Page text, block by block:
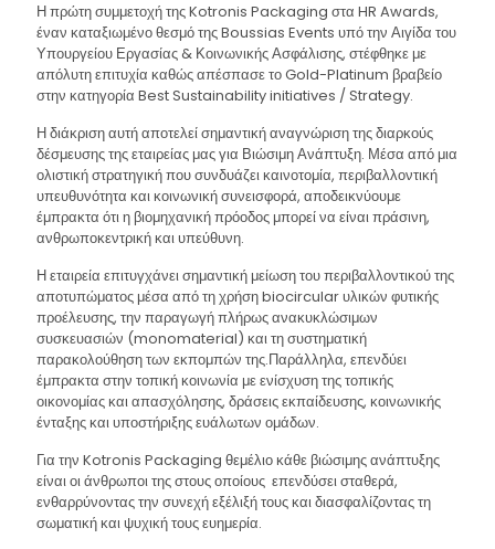
Η πρώτη συμμετοχή της Kotronis Packaging στα HR Awards,
έναν καταξιωμένο θεσμό της Boussias Events υπό την Αιγίδα του
Υπουργείου Εργασίας & Κοινωνικής Ασφάλισης, στέφθηκε με
απόλυτη επιτυχία καθώς απέσπασε το Gold-Platinum βραβείο
στην κατηγορία Best Sustainability initiatives / Strategy.
Η διάκριση αυτή αποτελεί σημαντική αναγνώριση της διαρκούς
δέσμευσης της εταιρείας μας για Βιώσιμη Ανάπτυξη. Μέσα από μια
ολιστική στρατηγική που συνδυάζει καινοτομία, περιβαλλοντική
υπευθυνότητα και κοινωνική συνεισφορά, αποδεικνύουμε
έμπρακτα ότι η βιομηχανική πρόοδος μπορεί να είναι πράσινη,
ανθρωποκεντρική και υπεύθυνη.
Η εταιρεία επιτυγχάνει σημαντική μείωση του περιβαλλοντικού της
αποτυπώματος μέσα από τη χρήση biocircular υλικών φυτικής
προέλευσης, την παραγωγή πλήρως ανακυκλώσιμων
συσκευασιών (monomaterial) και τη συστηματική
παρακολούθηση των εκπομπών της.Παράλληλα, επενδύει
έμπρακτα στην τοπική κοινωνία με ενίσχυση της τοπικής
οικονομίας και απασχόλησης, δράσεις εκπαίδευσης, κοινωνικής
ένταξης και υποστήριξης ευάλωτων ομάδων.
Για την Kotronis Packaging θεμέλιο κάθε βιώσιμης ανάπτυξης
είναι οι άνθρωποι της στους οποίους επενδύσει σταθερά,
ενθαρρύνοντας την συνεχή εξέλιξή τους και διασφαλίζοντας τη
σωματική και ψυχική τους ευημερία.